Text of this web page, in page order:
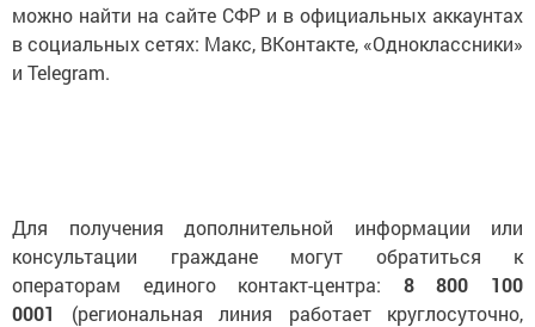
можно найти на сайте СФР и в официальных аккаунтах
в социальных сетях: Макс, ВКонтакте, «Одноклассники»
и Telegram.
Для получения дополнительной информации или
консультации граждане могут обратиться к
операторам единого контакт-центра: 8 800 100
0001
(региональная линия работает круглосуточно,